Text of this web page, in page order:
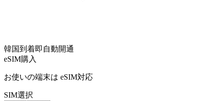
韓国到着即自動開通
eSIM購入
お使いの端末は eSIM対応
SIM選択